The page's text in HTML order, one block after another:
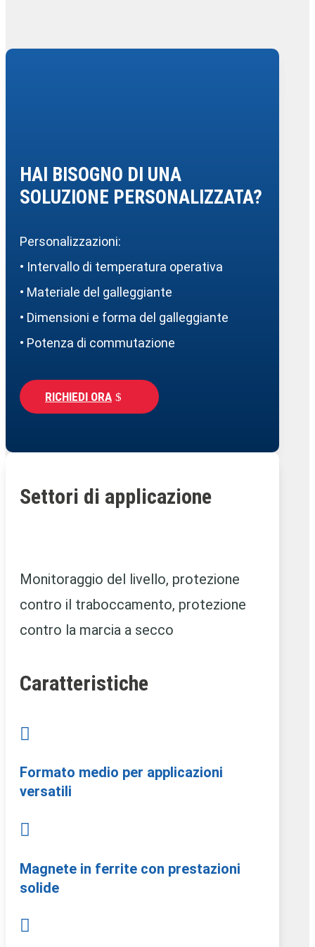
HAI BISOGNO DI UNA
SOLUZIONE PERSONALIZZATA?
Personalizzazioni:
• Intervallo di temperatura operativa
• Materiale del galleggiante
• Dimensioni e forma del galleggiante
• Potenza di commutazione
RICHIEDI ORA
Settori di applicazione
Monitoraggio del livello, protezione
contro il traboccamento, protezione
contro la marcia a secco
Caratteristiche

Formato medio per applicazioni
versatili

Magnete in ferrite con prestazioni
solide
